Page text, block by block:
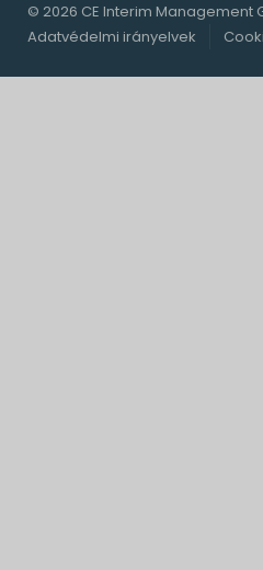
© 2026 CE Interim Management
Adatvédelmi irányelvek